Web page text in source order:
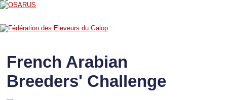
French Arabian
Breeders' Challenge